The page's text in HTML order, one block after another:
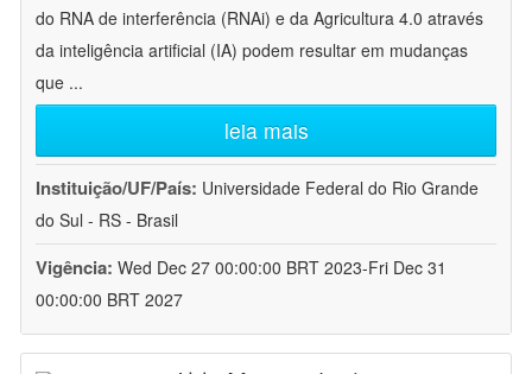
do RNA de interferência (RNAi) e da Agricultura 4.0 através
da inteligência artificial (IA) podem resultar em mudanças
que ...
leia mais
Instituição/UF/País: Universidade Federal do Rio Grande
do Sul - RS - Brasil
Vigência: Wed Dec 27 00:00:00 BRT 2023-Fri Dec 31
00:00:00 BRT 2027